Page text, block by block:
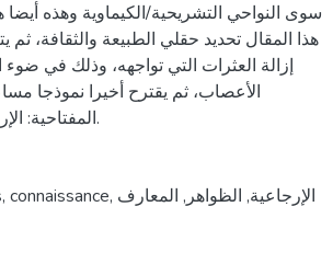
سوى النواحي التشريحية/الكيماوية وهذه
هذا المقال تحديد حقلي الطبيعة والثقافة، ثم
إزالة العثرات التي تواجهه، وذلك في
الأعصاب، ثم يقترح أخيرا نموذجا
المفتاحية: الإرجاعية، الظواهر، الإجراءات، المعارف.
, connaissance, الإرجاعية, الظواهر , المعارف